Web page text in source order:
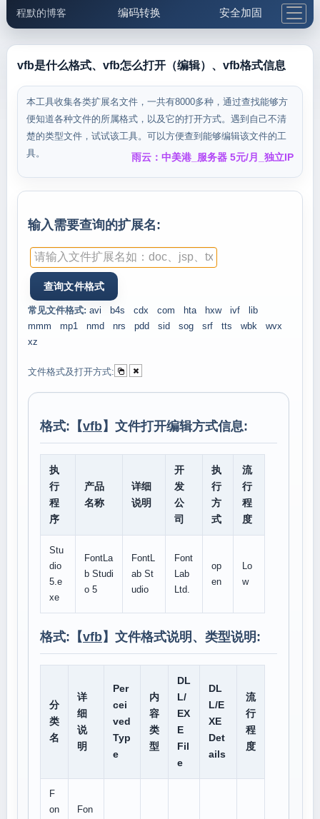
程默的博客 编码转换 安全加固
邮件工具 生活便民 更多工具
5.1支付宝大红包
vfb是什么格式、vfb怎么打开（编辑）、vfb格式信息
本工具收集各类扩展名文件，一共有8000多种，通过查找能够方
便知道各种文件的所属格式，以及它的打开方式。遇到自己不清
楚的类型文件，试试该工具。可以方便查到能够编辑该文件的工
具。
雨云：中美港_服务器 5元/月_独立IP
输入需要查询的扩展名:
常见文件格式: avi b4s cdx com hta hxw ivf
lib
mmm
mp1 nmd nrs pdd sid sog srf tts wbk
wvx
xz
文件格式及打开方式:
格式:【vfb】文件打开编辑方式信息:
执
行
程
序
产品
名称
详细
说明
开
发
公
司
执
行
方
式
流
行
程
度
Stu
dio
5.e
xe
FontLa
b Studi
o 5
FontL
ab St
udio
Font
Lab
Ltd.
op
en
Lo
w
格式:【vfb】文件格式说明、类型说明:
分
类
名
详
细
说
明
Per
cei
ved
Typ
e
内
容
类
型
DL
L/
EX
E
Fil
e
DL
L/E
XE
Det
ails
流
行
程
度
F
on
Fon